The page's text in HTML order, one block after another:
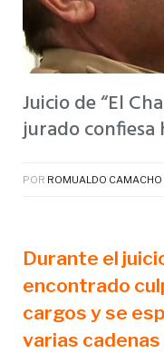
Juicio de “El
jurado confiesa
POR ROMUALDO CAMACHO
Durante el
encontrado
cargos y se
varias